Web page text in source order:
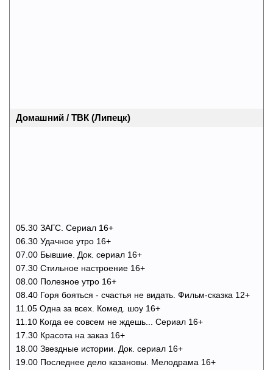
Домашний / ТВК (Липецк)
05.30 ЗАГС. Сериал 16+
06.30 Удачное утро 16+
07.00 Бывшие. Док. сериал 16+
07.30 Стильное настроение 16+
08.00 Полезное утро 16+
08.40 Горя бояться - счастья не видать. Фильм-сказка 12+
11.05 Одна за всех. Комед. шоу 16+
11.10 Когда ее совсем не ждешь... Сериал 16+
17.30 Красота на заказ 16+
18.00 Звездные истории. Док. сериал 16+
19.00 Последнее дело казановы. Мелодрама 16+